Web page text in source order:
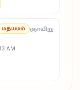
மத்யமம் ஞாயிறு
AM